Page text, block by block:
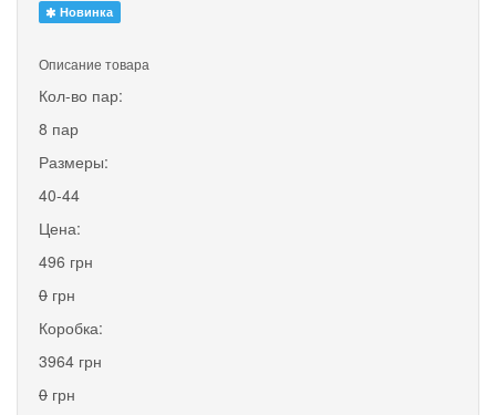
Новинка
Описание товара
Кол-во пар:
8 пар
Размеры:
40-44
Цена:
496 грн
0 грн
Коробка:
3964 грн
0 грн